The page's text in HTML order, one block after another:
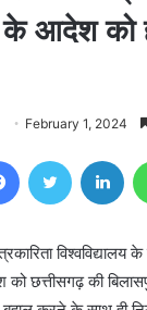
के आदेश को
February 1, 2024
FacebookTwitter
विश्वविद्यालय
छत्तीसगढ़ की